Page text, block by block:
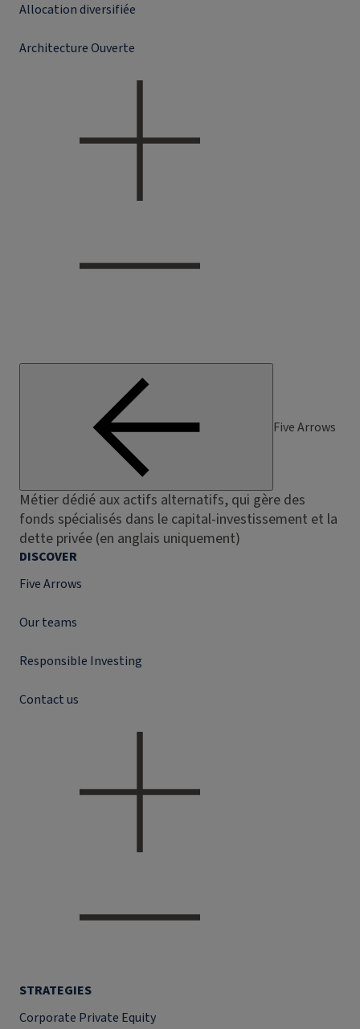
Allocation diversifiée
Architecture Ouverte
Five Arrows
Métier dédié aux actifs alternatifs, qui gère des
fonds spécialisés dans le capital-investissement et la
dette privée (en anglais uniquement)
DISCOVER
Five Arrows
Our teams
Responsible Investing
Contact us
STRATEGIES
Corporate Private Equity